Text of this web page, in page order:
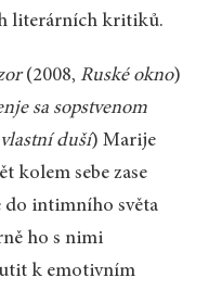
literárních kritiků.
(2008, Ruské okno)
sa sopstvenom
duší) Marije
kolem sebe zase
intimního světa
ho s nimi
k emotivním